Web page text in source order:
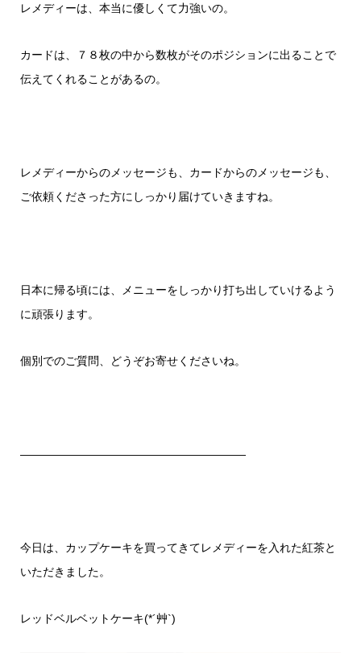
レメディーは、本当に優しくて力強いの。
カードは、７８枚の中から数枚がそのポジションに出ることで
伝えてくれることがあるの。
レメディーからのメッセージも、カードからのメッセージも、
ご依頼くださった方にしっかり届けていきますね。
日本に帰る頃には、メニューをしっかり打ち出していけるよう
に頑張ります。
個別でのご質問、どうぞお寄せくださいね。
————————————————————
今日は、カップケーキを買ってきてレメディーを入れた紅茶と
いただきました。
レッドベルベットケーキ(*´艸`)